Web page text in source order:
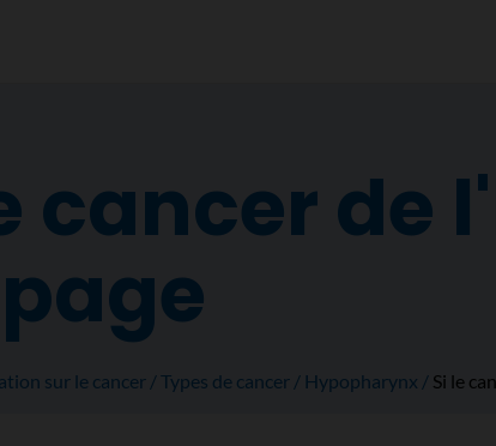
cancer de
sur le cancer Types de cancer Hypopharynx Si le